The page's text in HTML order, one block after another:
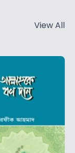
View All